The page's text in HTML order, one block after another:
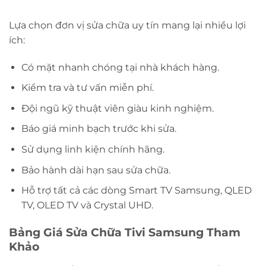
Lựa chọn đơn vị sửa chữa uy tín mang lại nhiều lợi
ích:
Có mặt nhanh chóng tại nhà khách hàng.
Kiểm tra và tư vấn miễn phí.
Đội ngũ kỹ thuật viên giàu kinh nghiệm.
Báo giá minh bạch trước khi sửa.
Sử dụng linh kiện chính hãng.
Bảo hành dài hạn sau sửa chữa.
Hỗ trợ tất cả các dòng Smart TV Samsung, QLED
TV, OLED TV và Crystal UHD.
Bảng Giá Sửa Chữa Tivi Samsung Tham
Khảo